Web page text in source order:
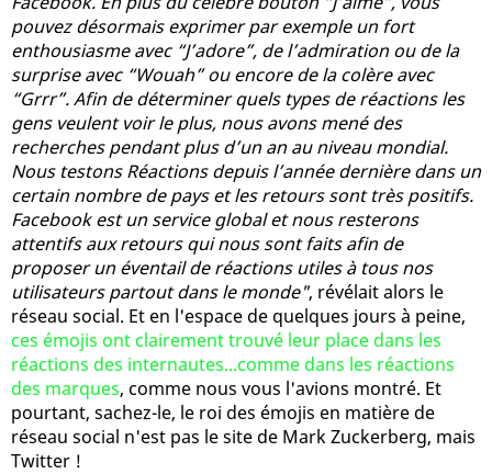
pouvez désormais exprimer par exemple un fort
enthousiasme avec “J’adore”, de l’admiration ou de la
surprise avec “Wouah” ou encore de la colère avec
“Grrr”. Afin de déterminer quels types de réactions les
gens veulent voir le plus, nous avons mené des
recherches pendant plus d’un an au niveau mondial.
Nous testons Réactions depuis l’année dernière dans un
certain nombre de pays et les retours sont très positifs.
Facebook est un service global et nous resterons
attentifs aux retours qui nous sont faits afin de
proposer un éventail de réactions utiles à tous nos
utilisateurs partout dans le monde", révélait alors le
réseau social. Et en l'espace de quelques jours à peine,
ces émojis ont clairement trouvé leur place dans les
réactions des internautes...comme dans les réactions
des marques, comme nous vous l'avions montré. Et
pourtant, sachez-le, le roi des émojis en matière de
réseau social n'est pas le site de Mark Zuckerberg, mais
Twitter !